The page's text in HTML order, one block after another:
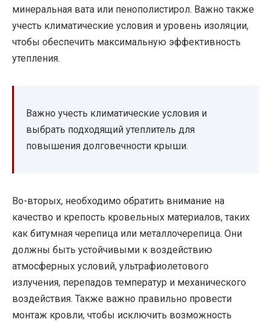
минеральная вата или пенополистирол. Важно также
учесть климатические условия и уровень изоляции,
чтобы обеспечить максимальную эффективность
утепления.
Важно учесть климатические условия и
выбрать подходящий утеплитель для
повышения долговечности крыши.
Во-вторых, необходимо обратить внимание на
качество и крепость кровельных материалов, таких
как битумная черепица или металлочерепица. Они
должны быть устойчивыми к воздействию
атмосферных условий, ультрафиолетового
излучения, перепадов температур и механического
воздействия. Также важно правильно провести
монтаж кровли, чтобы исключить возможность